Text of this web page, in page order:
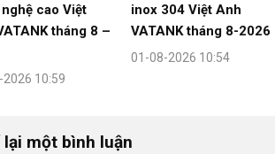
cao Việt
tháng 8 –
10:59
inox 304 Việt Anh
VATANK tháng 8-2026
01-08-2026 10:54
lại một bình luận